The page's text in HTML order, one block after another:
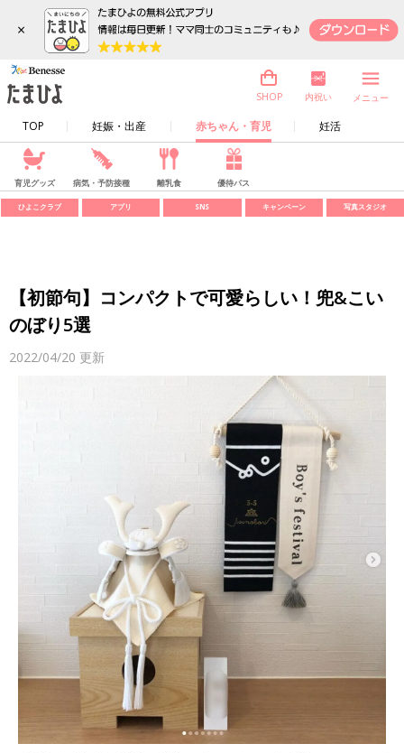
×
TOP 妊娠・出産 赤ちゃん・育児 妊活
SHOP 内祝い メニュー
育児グッズ 病気・予防接種 離乳食 優待パス
ひよこクラブ アプリ SNS キャンペーン 写真スタジオ
【初節句】コンパクトで可愛らしい！兜&こい
のぼり5選
2022/04/20 更新